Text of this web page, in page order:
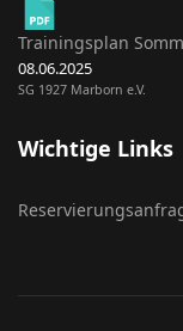
Trainingsplan
08.06.2025
SG 1927 Marborn e.V.
Wichtige Links